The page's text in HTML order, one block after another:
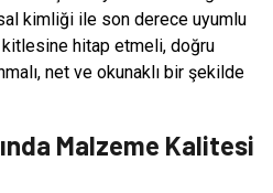
kimliği ile son derece uyumlu
kitlesine hitap etmeli, doğru
net ve okunaklı bir şekilde
Malzeme Kalitesi